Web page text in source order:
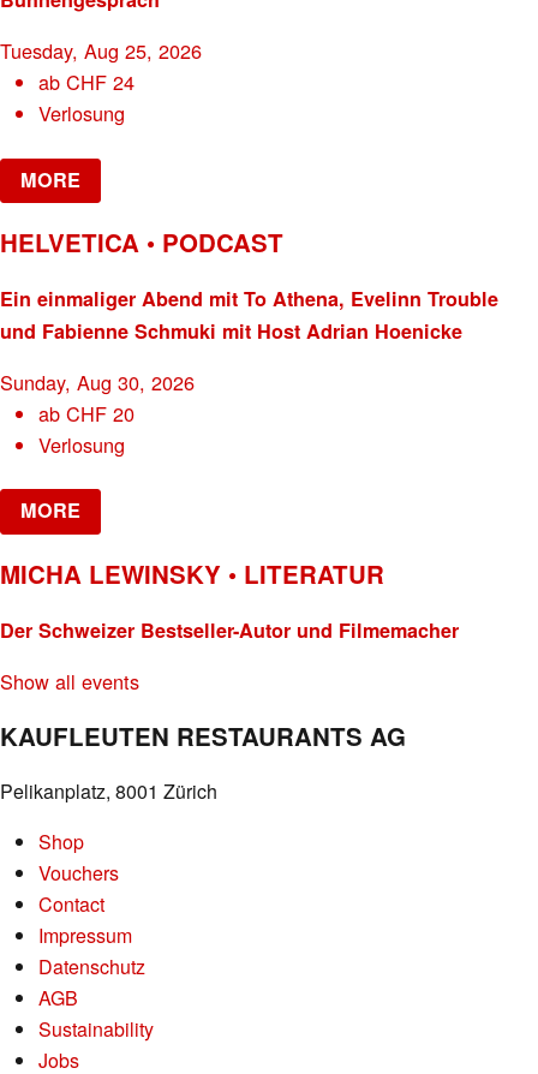
Tuesday, Aug 25, 2026
abCHF 24
Verlosung
MORE
HELVETICA • PODCAST
Ein einmaliger Abend mit To Athena, Evelinn Trouble
und Fabienne Schmuki mit Host Adrian Hoenicke
Sunday, Aug 30, 2026
abCHF 20
Verlosung
MORE
MICHA LEWINSKY • LITERATUR
Der Schweizer Bestseller-Autor und Filmemacher
Show all events
KAUFLEUTEN RESTAURANTS AG
Pelikanplatz, 8001 Zürich
Shop
Vouchers
Contact
Impressum
Datenschutz
AGB
Sustainability
Jobs